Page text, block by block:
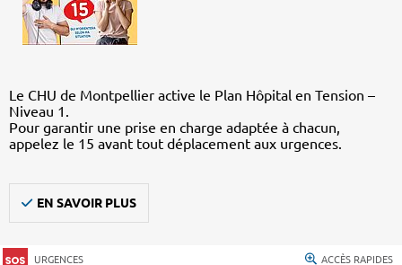
Le CHU de Montpellier active le Plan Hôpital en Tension –
Niveau 1.
Pour garantir une prise en charge adaptée à chacun,
appelez le 15 avant tout déplacement aux urgences.
EN SAVOIR PLUS
URGENCES ACCÈS RAPIDES